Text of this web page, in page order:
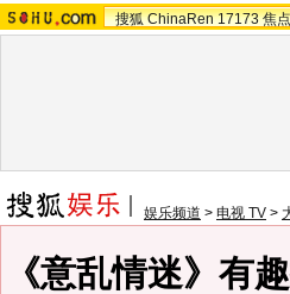
搜狐 ChinaRen 17173 焦
娱乐频道 > 电视 TV >
《意乱情迷》有